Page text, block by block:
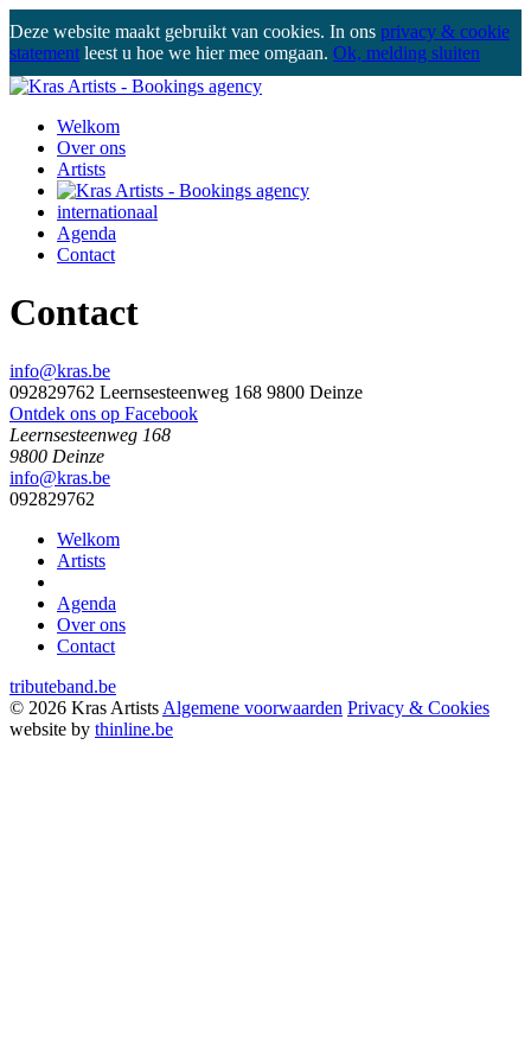
Deze website maakt gebruikt van cookies. In ons privacy & cookie
statement leest u hoe we hier mee omgaan. Ok, melding sluiten
Welkom
Over ons
Artists
internationaal
Agenda
Contact
Contact
info@kras.be
092829762 Leernsesteenweg 168 9800 Deinze
Ontdek ons op Facebook
Leernsesteenweg 168
9800 Deinze
info@kras.be
092829762
Welkom
Artists
Agenda
Over ons
Contact
tributeband.be
© 2026 Kras Artists Algemene voorwaarden Privacy & Cookies
website by thinline.be